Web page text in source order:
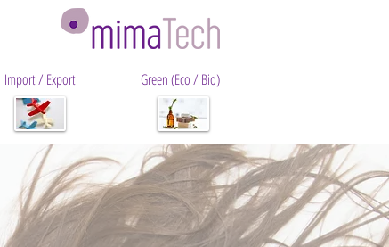
Import / Export Green (Eco / Bio)